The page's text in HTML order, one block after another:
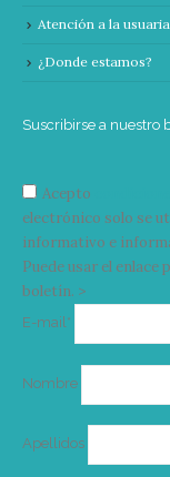
Atención a la usuaria
¿Donde estamos?
Suscribirse a nuestro
Acepto
electrónico solo se
informativo e
Puede usar el
boletín. >
E-mail*
Nombre
Apellidos